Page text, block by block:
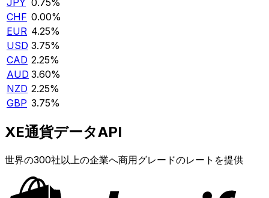
JPY 0.75%
CHF 0.00%
EUR 4.25%
USD 3.75%
CAD 2.25%
AUD 3.60%
NZD 2.25%
GBP 3.75%
XE通貨データAPI
世界の300社以上の企業へ商用グレードのレートを提供